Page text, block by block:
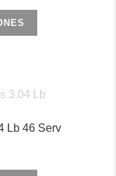
producto
variantes.
opciones
Lb 46 Serv